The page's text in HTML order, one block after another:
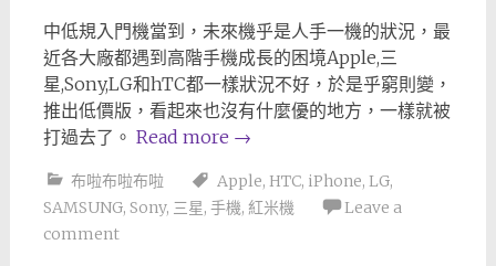
中低規入門機當到，未來機乎是人手一機的狀況，最
近各大廠都遇到高階手機成長的困境Apple,三
星,Sony,LG和hTC都一樣狀況不好，於是乎窮則變，
推出低價版，看起來也沒有什麼優的地方，一樣就被
打過去了。 Read more →
布啦布啦布啦 Apple, HTC, iPhone, LG,
SAMSUNG, Sony, 三星, 手機, 紅米機
Leave a
comment